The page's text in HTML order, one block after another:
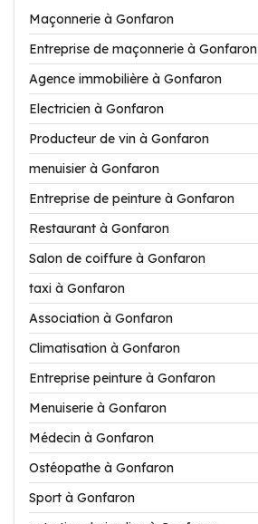
Maçonnerie à Gonfaron
Entreprise de maçonnerie à Gonfaron
Agence immobilière à Gonfaron
Electricien à Gonfaron
Producteur de vin à Gonfaron
menuisier à Gonfaron
Entreprise de peinture à Gonfaron
Restaurant à Gonfaron
Salon de coiffure à Gonfaron
taxi à Gonfaron
Association à Gonfaron
Climatisation à Gonfaron
Entreprise peinture à Gonfaron
Menuiserie à Gonfaron
Médecin à Gonfaron
Ostéopathe à Gonfaron
Sport à Gonfaron